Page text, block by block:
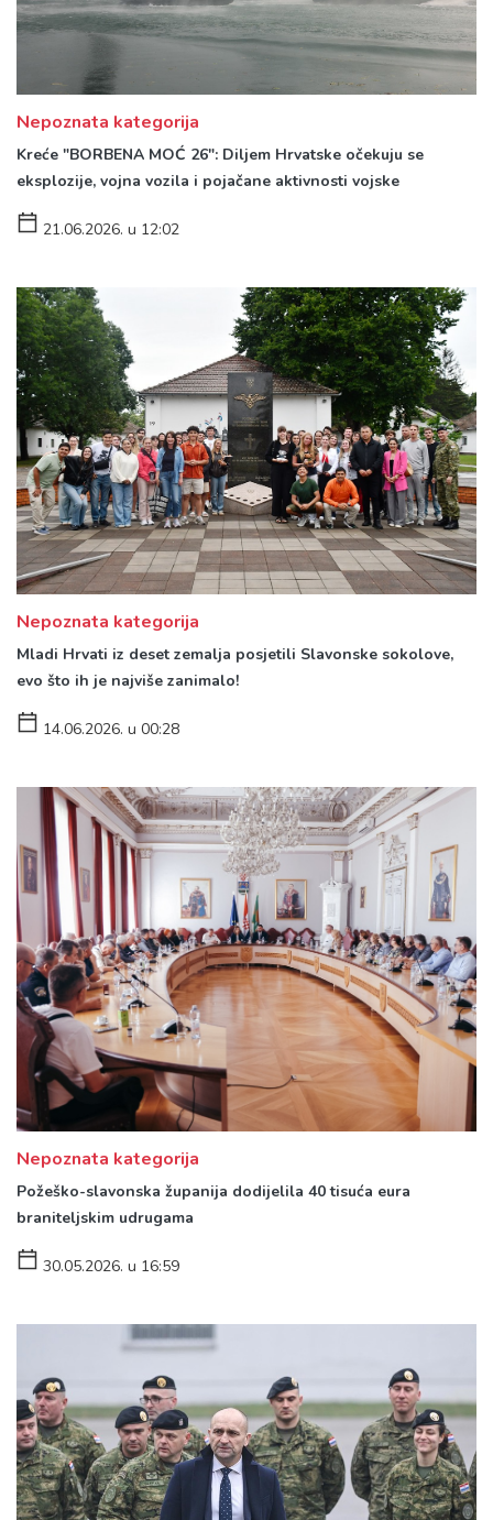
Nepoznata kategorija
Kreće "BORBENA MOĆ 26": Diljem Hrvatske očekuju se
eksplozije, vojna vozila i pojačane aktivnosti vojske
21.06.2026. u 12:02
Nepoznata kategorija
Mladi Hrvati iz deset zemalja posjetili Slavonske sokolove,
evo što ih je najviše zanimalo!
14.06.2026. u 00:28
Nepoznata kategorija
Požeško-slavonska županija dodijelila 40 tisuća eura
braniteljskim udrugama
30.05.2026. u 16:59